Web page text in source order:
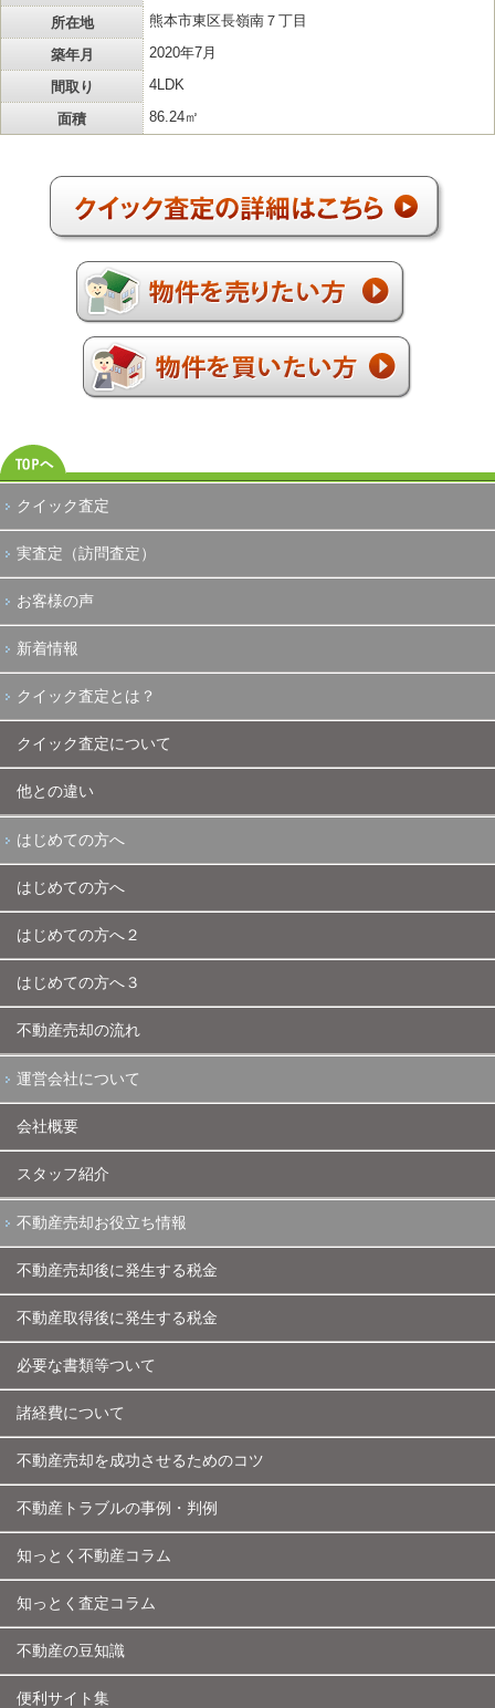
所在地 熊本市東区長嶺南７丁目
築年月 2020年7月
間取り 4LDK
面積 86.24㎡
クイック査定
実査定（訪問査定）
お客様の声
新着情報
クイック査定とは？
クイック査定について
他との違い
はじめての方へ
はじめての方へ
はじめての方へ２
はじめての方へ３
不動産売却の流れ
運営会社について
会社概要
スタッフ紹介
不動産売却お役立ち情報
不動産売却後に発生する税金
不動産取得後に発生する税金
必要な書類等ついて
諸経費について
不動産売却を成功させるためのコツ
不動産トラブルの事例・判例
知っとく不動産コラム
知っとく査定コラム
不動産の豆知識
便利サイト集